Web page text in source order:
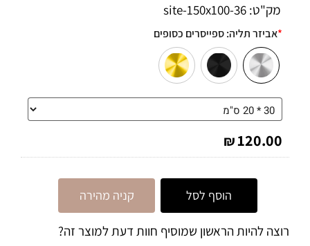
מק"ט: 36-site-150x100
*אביזר תליה:ספייסרים כסופים
₪120.00
הוסף לסל קניה מהירה
רוצה להיות הראשון שמוסיף חוות דעת למוצר זה?